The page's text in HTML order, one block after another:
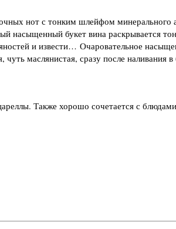
нот с тонким шлейфом минерального
насыщенный букет вина раскрывается
и извести… Очаровательное
маслянистая, сразу после наливания в
Также хорошо сочетается с